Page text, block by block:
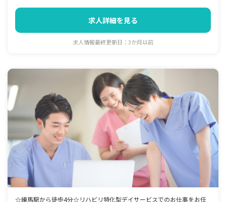
求人詳細を見る
求人情報最終更新日：3か月以前
☆練馬駅から徒歩4分☆リハビリ特化型デイサービスでのお仕事をお任